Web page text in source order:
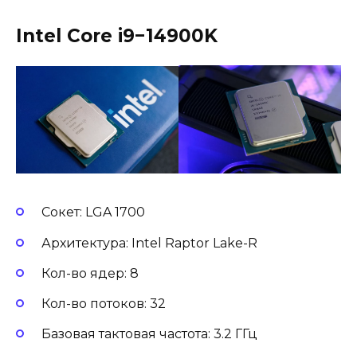
Intel Core i9−14900K
Сокет: LGA 1700
Архитектура: Intel Raptor Lake-R
Кол-во ядер: 8
Кол-во потоков: 32
Базовая тактовая частота: 3.2 ГГц